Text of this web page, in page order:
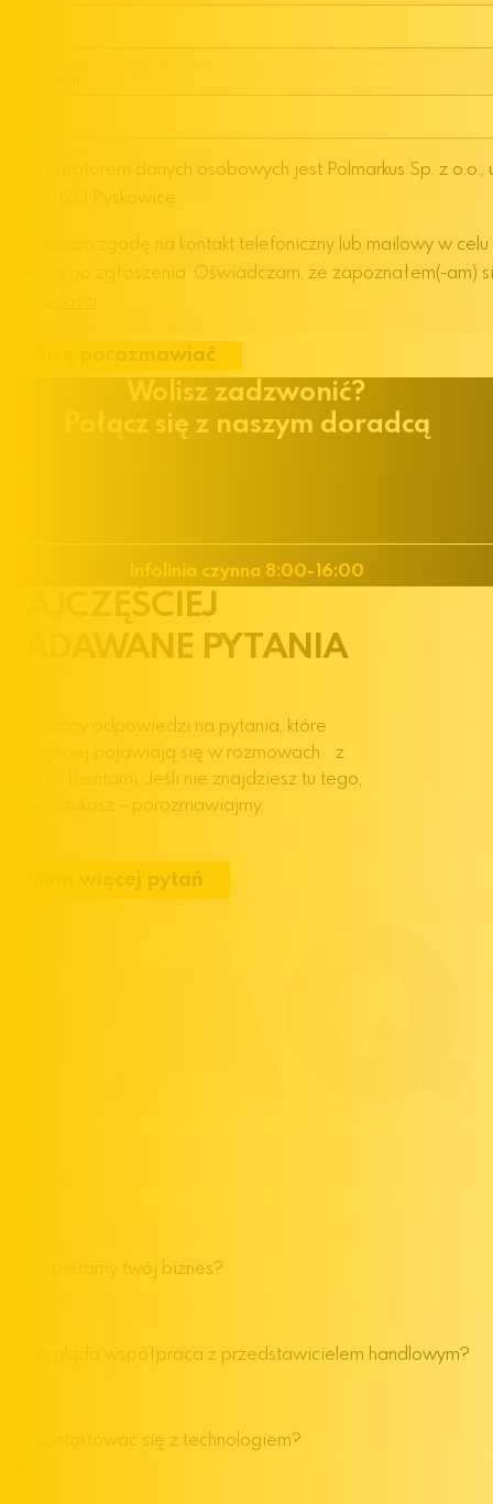
Administratorem danych osobowych jest Polmarkus Sp. z o.o.,
62, 44-120 Pyskowice.
Wyrażam zgodę na kontakt telefoniczny lub mailowy w celu
niniejszego zgłoszenia. Oświadczam, że zapoznałem(-am)
Chcę porozmawiać
Wolisz zadzwonić?
Połącz się z naszym doradcą
Infolinia czynna 8:00-16:00
NAJCZĘŚCIEJ
ZADAWANE PYTANIA
Zebraliśmy odpowiedzi na pytania, które
najczęściej pojawiają się w rozmowach z
naszymi klientami. Jeśli nie znajdziesz tu tego,
czego szukasz – porozmawiajmy.
Mam więcej pytań
Jak wspieramy twój biznes?
Jak wygląda współpraca z przedstawicielem handlowym?
Jak skontaktować się z technologiem?